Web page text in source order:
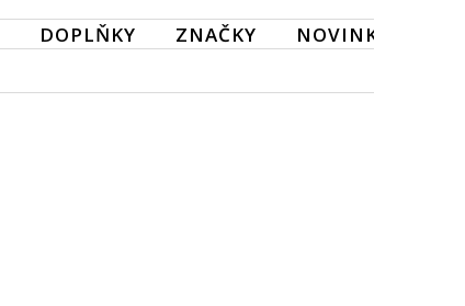
DOPLŇKY ZNAČKY NOVINKY